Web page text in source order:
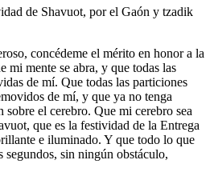
de Shavuot, por el Gaón y tzadik
concédeme el mérito en honor a la
mi mente se abra, y que todas las
de mí. Que todas las particiones
de mí, y que ya no tenga
el cerebro. Que mi cerebro sea
que es la festividad de la Entrega
e iluminado. Y que todo lo que
segundos, sin ningún obstáculo,